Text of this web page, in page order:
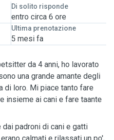
Di solito risponde
entro circa 6 ore
Ultima prenotazione
5 mesi fa
da 4 anni, ho lavorato
una grande amante degli
di loro. Mi piace tanto fare
insieme ai cani e fare taante
padroni di cani e gatti